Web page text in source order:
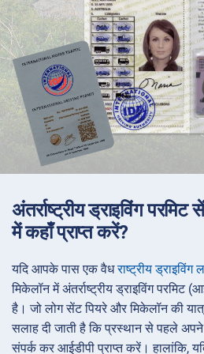
अंतर्राष्ट्रीय ड्राइविंग
में कहाँ प्राप्त करें?
यदि आपके पास एक वैधराष्ट्रीय ड्राइविंग
मिकेलॉन में अंतर्राष्ट्रीय ड्राइविंग परमिट
है। जो लोग सेंट पियरे और मिकेलॉन की
सलाह दी जाती है कि प्रस्थान से पहले
संपर्क कर आईडीपी प्राप्त करें। हालांकि,